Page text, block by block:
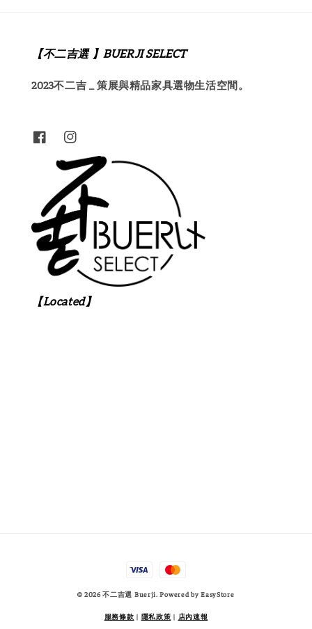
【不二吉選 】BUERJI SELECT
2023不二吉 _ 策展與精品家具選物生活空間。
【Located】
© 2026 不二吉選 Buerji. Powered byEasyStore
服務條款 | 隱私政策 | 店內速報